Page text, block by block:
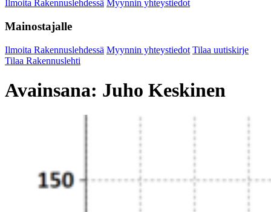
Ilmoita Rakennuslehdessä Myynnin yhteystiedot
Mainostajalle
Ilmoita Rakennuslehdessä Myynnin yhteystiedot Tilaa uutiskirje
Tilaa Rakennuslehti
Avainsana: Juho Keskinen